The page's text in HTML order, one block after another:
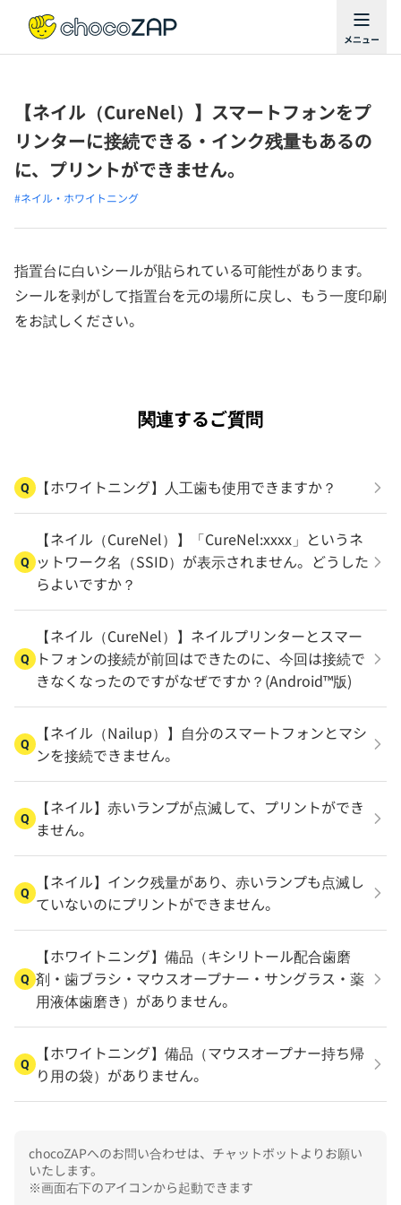
【ネイル（CureNel）】スマートフォンをプ
リンターに接続できる・インク残量もあるの
に、プリントができません。
#ネイル・ホワイトニング
指置台に白いシールが貼られている可能性があります。
シールを剥がして指置台を元の場所に戻し、もう一度印刷
をお試しください。
関連するご質問
Q 【ホワイトニング】人工歯も使用できますか？
Q
【ネイル（CureNel）】「CureNel:xxxx」というネ
ットワーク名（SSID）が表示されません。どうした
らよいですか？
Q
【ネイル（CureNel）】ネイルプリンターとスマー
トフォンの接続が前回はできたのに、今回は接続で
きなくなったのですがなぜですか？(Android™版)
Q
【ネイル（Nailup）】自分のスマートフォンとマシ
ンを接続できません。
Q
【ネイル】赤いランプが点滅して、プリントができ
ません。
Q
【ネイル】インク残量があり、赤いランプも点滅し
ていないのにプリントができません。
Q
【ホワイトニング】備品（キシリトール配合歯磨
剤・歯ブラシ・マウスオープナー・サングラス・薬
用液体歯磨き）がありません。
Q
【ホワイトニング】備品（マウスオープナー持ち帰
り用の袋）がありません。
chocoZAPへのお問い合わせは、チャットボットよりお願い
いたします。
※画面右下のアイコンから起動できます